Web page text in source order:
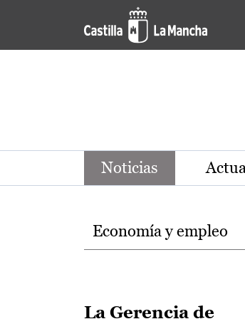
Pasar al contenido principal
Noticias de la región
Noticias
Temas
Economía y empleo
La Gerencia de